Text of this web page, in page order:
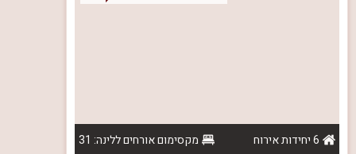
6 יחידות אירוח
מקסימום אורחים ללינה: 31